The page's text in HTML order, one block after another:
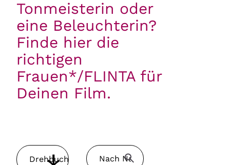
Tonmeisterin oder
eine Beleuchterin?
Finde hier die
richtigen
Frauen*/FLINTA für
Deinen Film.
Drehbuch